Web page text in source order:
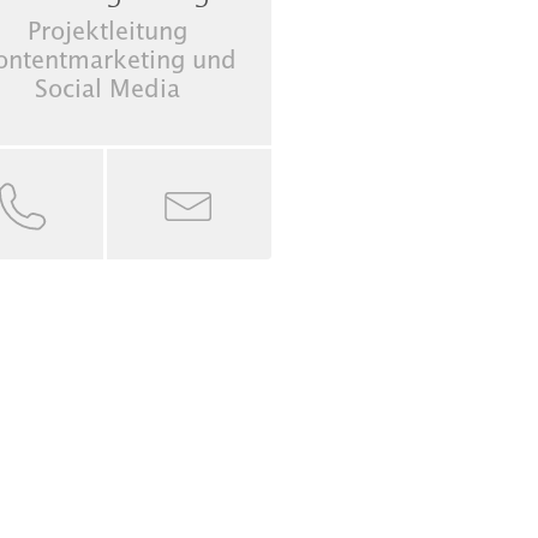
Projektleitung
und
Social Media